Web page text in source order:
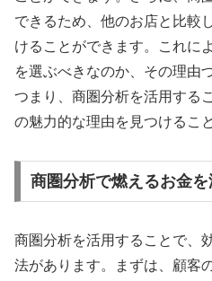
できるため、他のお店と比較
けることができます。これに
を選ぶべきなのか、その理由
つまり、商圏分析を活用する
の魅力的な理由を見つけるこ
商圏分析で燃えるお金
商圏分析を活用することで、
法があります。まずは、顧客